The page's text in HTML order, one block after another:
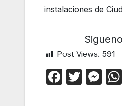
instalaciones de
Post Views: 591
F
T
M